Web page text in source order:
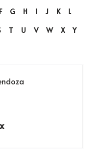
F G H I J K
L
T U V W X
Y